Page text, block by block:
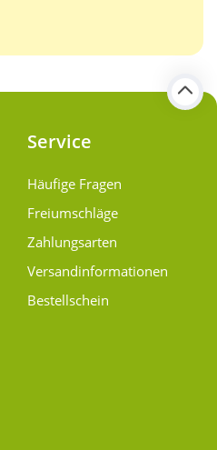
Service
Häufige Fragen
Freiumschläge
Zahlungsarten
Versand­informationen
Bestellschein